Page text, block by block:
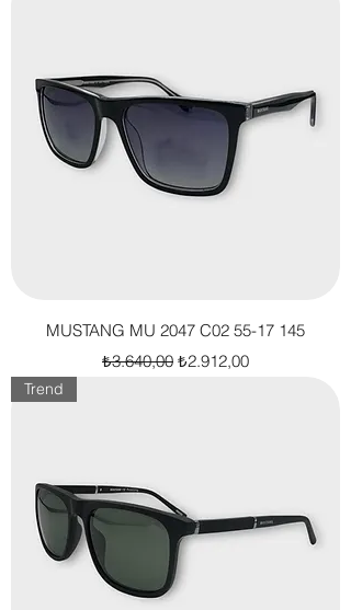
MUSTANG MU 2047 C02 55-17 145
Normal Fiyat
₺3.640,00 İndirimli Fiyat
₺2.912,00
Trend